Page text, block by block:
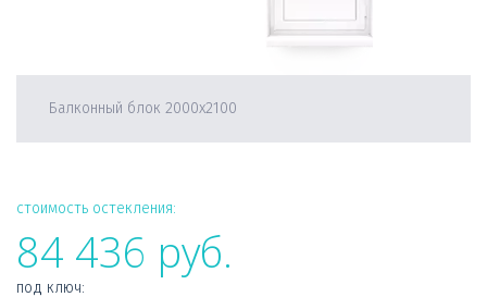
Балконный блок 2000х2100
стоимость остекления:
84 436 руб.
под ключ: